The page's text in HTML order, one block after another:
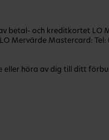
betal- och kreditkortet
Mervärde Mastercard: Tel:
eller höra av dig till ditt